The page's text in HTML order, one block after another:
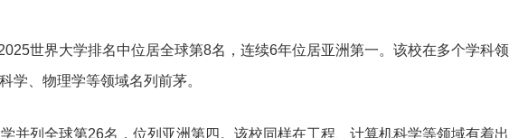
世界大学排名中位居全球第8名，连续6年位居亚洲第一。该校在多个学科领
学、物理学等领域名列前茅。
并列全球第26名，位列亚洲第四。该校同样在工程、计算机科学等领域有着出